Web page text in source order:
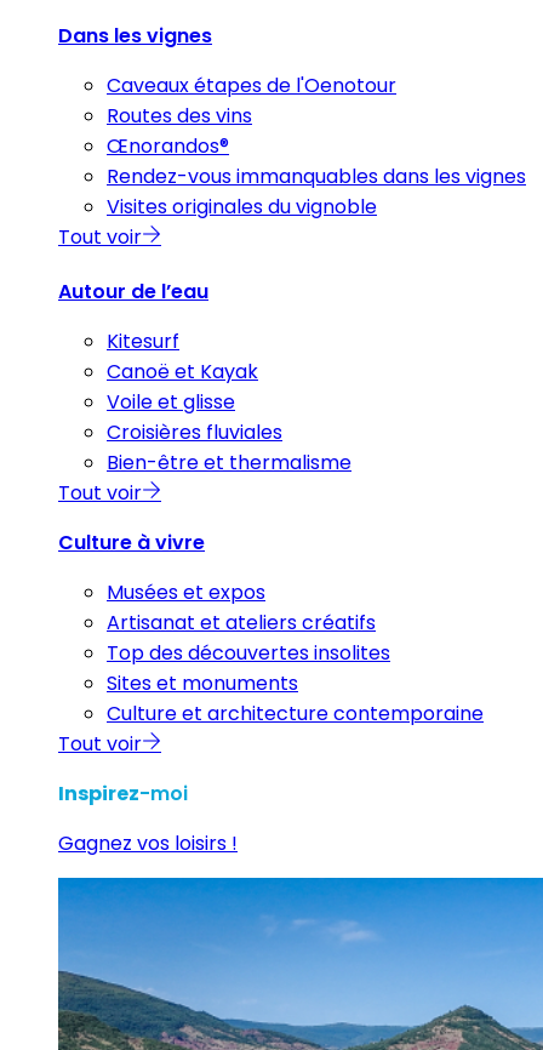
Dans les vignes
Caveaux étapes de l'Oenotour
Routes des vins
Œnorandos®
Rendez-vous immanquables dans les vignes
Visites originales du vignoble
Tout voir
Autour de l’eau
Kitesurf
Canoë et Kayak
Voile et glisse
Croisières fluviales
Bien-être et thermalisme
Tout voir
Culture à vivre
Musées et expos
Artisanat et ateliers créatifs
Top des découvertes insolites
Sites et monuments
Culture et architecture contemporaine
Tout voir
Inspirez-moi
Gagnez vos loisirs !